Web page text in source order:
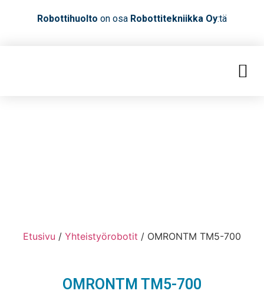
Robottihuolto on osa Robottitekniikka Oy:tä
Etusivu / Yhteistyörobotit / OMRONTM TM5-700
OMRONTM TM5-700